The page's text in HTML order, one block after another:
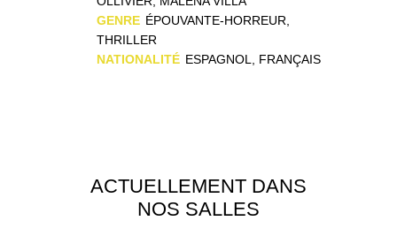
GENRE ÉPOUVANTE-HORREUR,
THRILLER
NATIONALITÉ ESPAGNOL, FRANÇAIS
ACTUELLEMENT DANS
NOS SALLES